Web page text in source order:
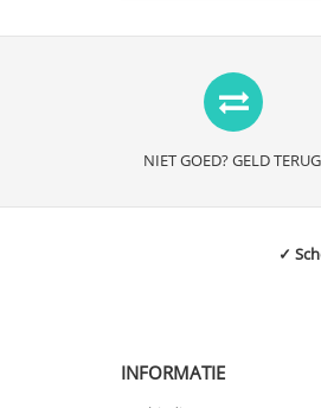
NIET GOED? GELD
✓
INFORMATIE